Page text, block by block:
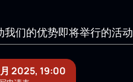
我们的优势即将举行的活动